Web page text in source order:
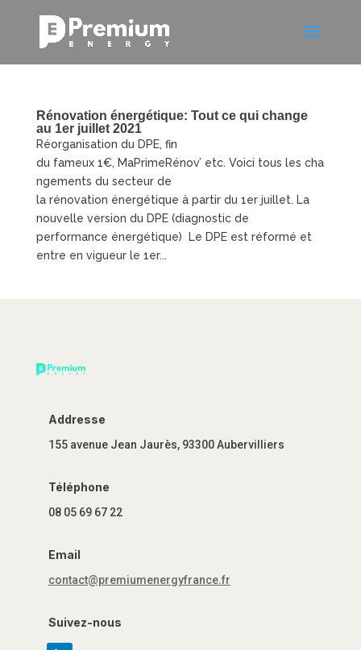
Rénovation énergétique: Tout ce qui change
au 1er juillet 2021
Réorganisation du DPE, fin
du fameux 1€, MaPrimeRénov’ etc. Voici tous les cha
ngements du secteur de
la rénovation énergétique à partir du 1er juillet. La
nouvelle version du DPE (diagnostic de
performance énergétique) Le DPE est réformé et
entre en vigueur le 1er...
Addresse
155 avenue Jean Jaurès, 93300 Aubervilliers
Téléphone
08 05 69 67 22
Email
contact@premiumenergyfrance.fr
Suivez-nous